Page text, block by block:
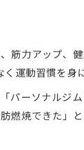
筋力アップ、
運動習慣を身
ーソナルジム
燃焼できた」